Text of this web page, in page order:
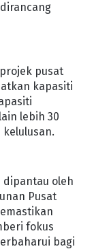
pusat
kapasiti
lebih 30
dipantau oleh
Pusat
fokus
bagi